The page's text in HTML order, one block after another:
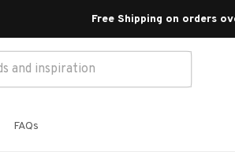
Free Shipping on orders
FAQs